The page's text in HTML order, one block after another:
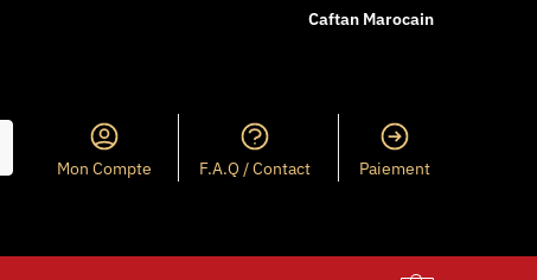
Caftan Marocain
Mon Compte F.A.Q / Contact Paiement